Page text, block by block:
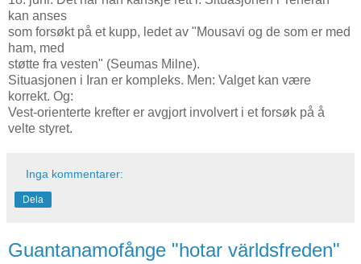
kan anses
som forsøkt på et kupp, ledet av "Mousavi og de som er med
ham, med
støtte fra vesten" (Seumas Milne).
Situasjonen i Iran er kompleks. Men: Valget kan være
korrekt. Og:
Vest-orienterte krefter er avgjort involvert i et forsøk på å
velte styret.
Inga kommentarer:
Dela
Guantanamofånge "hotar världsfreden"